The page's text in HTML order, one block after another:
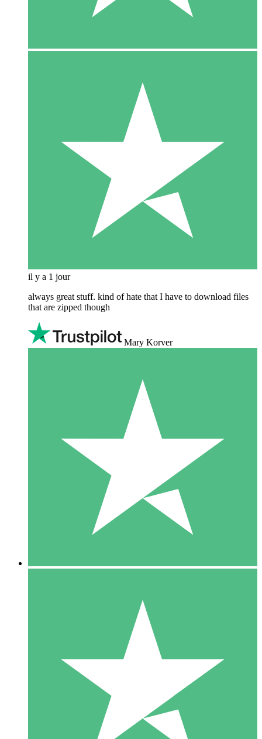
il y a 1 jour
always great stuff. kind of hate that I have to download files
that are zipped though
Mary Korver